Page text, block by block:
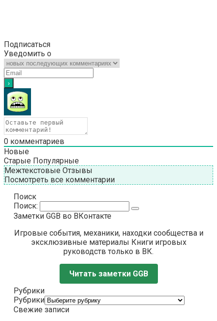
Подписаться
Уведомить о
0 комментариев
Новые
Старые Популярные
Межтекстовые Отзывы
Посмотреть все комментарии
Поиск
Поиск:
Заметки GGB во ВКонтакте
Игровые события, механики, находки сообщества и
эксклюзивные материалы Книги игровых
руководств только в ВК.
Читать заметки GGB
Рубрики
Рубрики
Свежие записи